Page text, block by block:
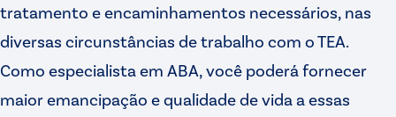
tratamento e encaminhamentos necessários, nas
diversas circunstâncias de trabalho com o TEA.
Como especialista em ABA, você poderá fornecer
maior emancipação e qualidade de vida a essas